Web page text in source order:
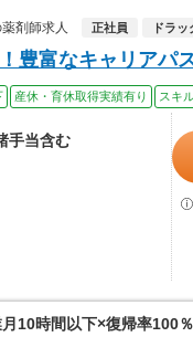
剤師求人
正社員 ドラッ
豊富なキャリア
産休・育休取得実績有り スキ
手当含む
10時間以下×復帰率100